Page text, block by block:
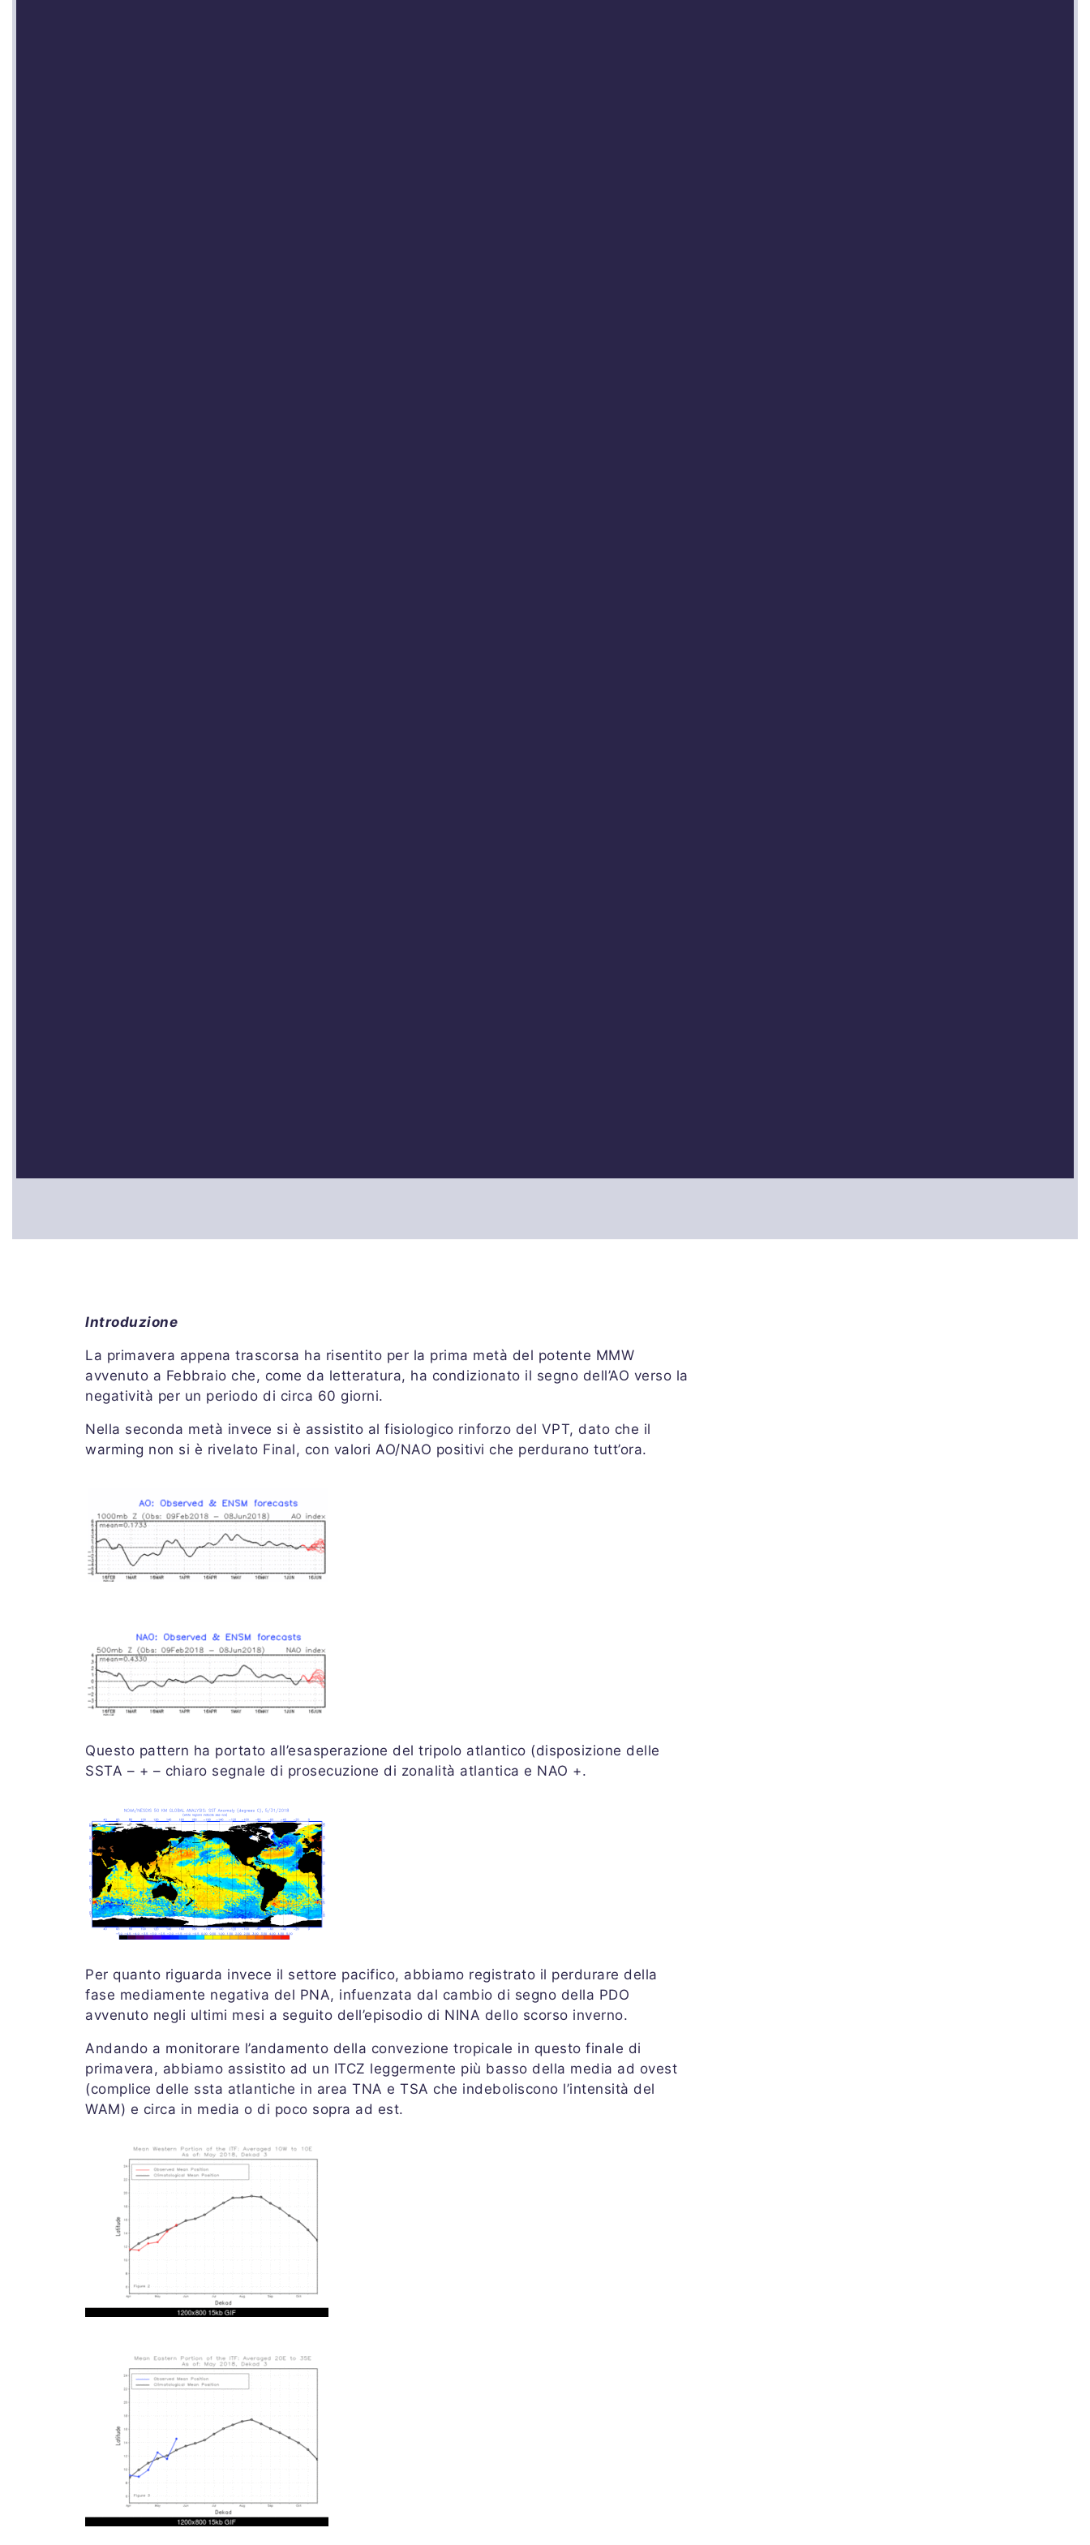
Introduzione
La primavera appena trascorsa ha risentito per la prima metà del potente MMW
avvenuto a Febbraio che, come da letteratura, ha condizionato il segno dell’AO verso la
negatività per un periodo di circa 60 giorni.
Nella seconda metà invece si è assistito al fisiologico rinforzo del VPT, dato che il
warming non si è rivelato Final, con valori AO/NAO positivi che perdurano tutt’ora.
Questo pattern ha portato all’esasperazione del tripolo atlantico (disposizione delle
SSTA – + – chiaro segnale di prosecuzione di zonalità atlantica e NAO +.
Per quanto riguarda invece il settore pacifico, abbiamo registrato il perdurare della
fase mediamente negativa del PNA, infuenzata dal cambio di segno della PDO
avvenuto negli ultimi mesi a seguito dell’episodio di NINA dello scorso inverno.
Andando a monitorare l’andamento della convezione tropicale in questo finale di
primavera, abbiamo assistito ad un ITCZ leggermente più basso della media ad ovest
(complice delle ssta atlantiche in area TNA e TSA che indeboliscono l’intensità del
WAM) e circa in media o di poco sopra ad est.